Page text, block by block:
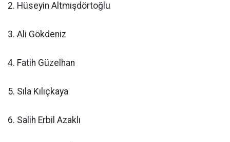
2. Hüseyin Altmışdörtoğlu
3. Ali Gökdeniz
4. Fatih Güzelhan
5. Sıla Kılıçkaya
6. Salih Erbil Azaklı